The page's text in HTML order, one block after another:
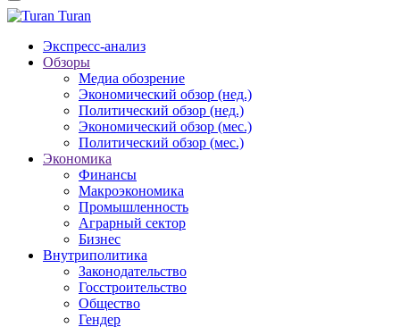
Turan
Экспресс-анализ
Обзоры
Медиа обозрение
Экономический обзор (нед.)
Политический обзор (нед.)
Экономический обзор (мес.)
Политический обзор (мес.)
Экономика
Финансы
Макроэкономика
Промышленность
Аграрный сектор
Бизнес
Внутриполитика
Законодательство
Госстроительство
Общество
Гендер